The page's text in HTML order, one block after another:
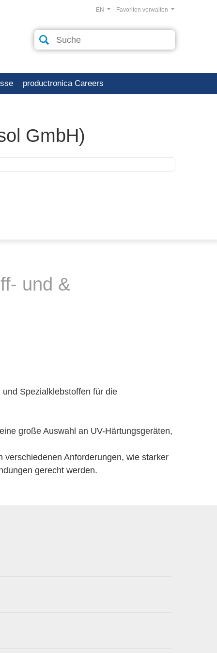
Favoriten verwalten
EN
productronica Careers
GmbH)
und &
Spezialklebstoffen für die
große Auswahl an UV-Härtungsgeräten,
Anforderungen, wie starker
gerecht werden.